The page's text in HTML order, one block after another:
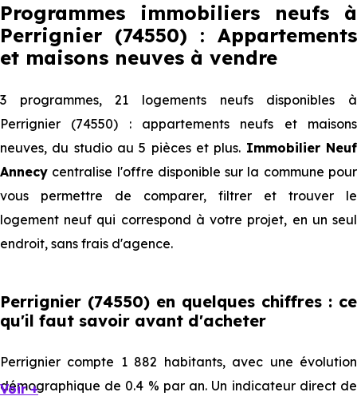
Programmes immobiliers neufs à
Perrignier (74550) : Appartements
et maisons neuves à vendre
3 programmes, 21 logements neufs disponibles à
Perrignier (74550) : appartements neufs et maisons
neuves, du studio au 5 pièces et plus. Immobilier Neuf
Annecy centralise l'offre disponible sur la commune pour
vous permettre de comparer, filtrer et trouver le
logement neuf qui correspond à votre projet, en un seul
endroit, sans frais d'agence.
Perrignier (74550) en quelques chiffres : ce
qu'il faut savoir avant d'acheter
Perrignier compte 1 882 habitants, avec une évolution
démographique de 0.4 % par an. Un indicateur direct de
Voir +